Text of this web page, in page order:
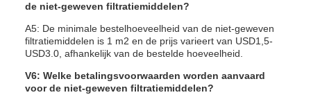
de niet-geweven filtratiemiddelen?
A5: De minimale bestelhoeveelheid van de niet-geweven
filtratiemiddelen is 1 m2 en de prijs varieert van USD1,5-
USD3.0, afhankelijk van de bestelde hoeveelheid.
V6: Welke betalingsvoorwaarden worden aanvaard
voor de niet-geweven filtratiemiddelen?